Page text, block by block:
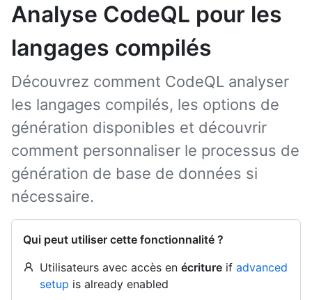
Analyse CodeQL pour les
langages compilés
Découvrez comment CodeQL analyser
les langages compilés, les options de
génération disponibles et découvrir
comment personnaliser le processus de
génération de base de données si
nécessaire.
Qui peut utiliser cette fonctionnalité ?
Utilisateurs avec accès en écriture if advanced
setup is already enabled